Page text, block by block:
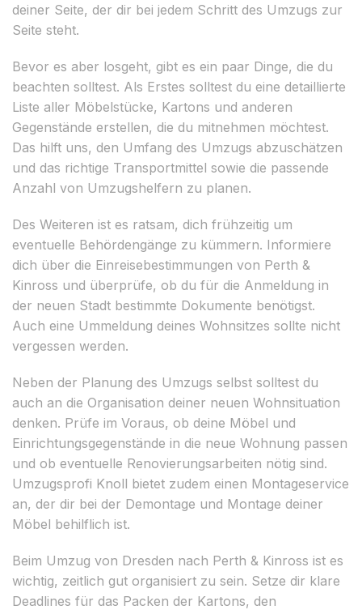
deiner Seite, der dir bei jedem Schritt des Umzugs zur
Seite steht.
Bevor es aber losgeht, gibt es ein paar Dinge, die du
beachten solltest. Als Erstes solltest du eine detaillierte
Liste aller Möbelstücke, Kartons und anderen
Gegenstände erstellen, die du mitnehmen möchtest.
Das hilft uns, den Umfang des Umzugs abzuschätzen
und das richtige Transportmittel sowie die passende
Anzahl von Umzugshelfern zu planen.
Des Weiteren ist es ratsam, dich frühzeitig um
eventuelle Behördengänge zu kümmern. Informiere
dich über die Einreisebestimmungen von Perth &
Kinross und überprüfe, ob du für die Anmeldung in
der neuen Stadt bestimmte Dokumente benötigst.
Auch eine Ummeldung deines Wohnsitzes sollte nicht
vergessen werden.
Neben der Planung des Umzugs selbst solltest du
auch an die Organisation deiner neuen Wohnsituation
denken. Prüfe im Voraus, ob deine Möbel und
Einrichtungsgegenstände in die neue Wohnung passen
und ob eventuelle Renovierungsarbeiten nötig sind.
Umzugsprofi Knoll bietet zudem einen Montageservice
an, der dir bei der Demontage und Montage deiner
Möbel behilflich ist.
Beim Umzug von Dresden nach Perth & Kinross ist es
wichtig, zeitlich gut organisiert zu sein. Setze dir klare
Deadlines für das Packen der Kartons, den